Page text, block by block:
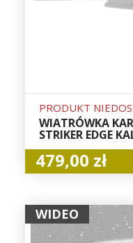
PRODUKT
WIATRÓWKA
STRIKER EDGE
479,00 zł
WIDEO